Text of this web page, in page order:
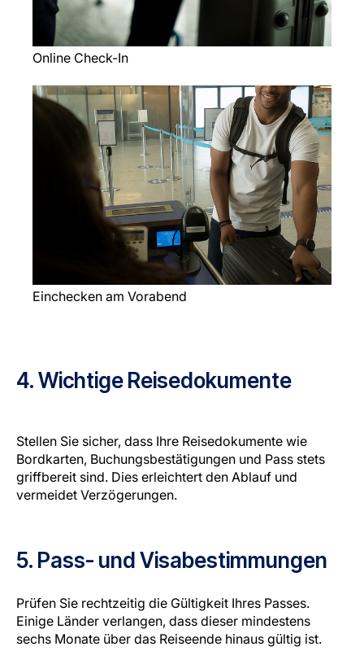
Online Check-In
Einchecken am Vorabend
4. Wichtige Reisedokumente
Stellen Sie sicher, dass Ihre Reisedokumente wie
Bordkarten, Buchungsbestätigungen und Pass stets
griffbereit sind. Dies erleichtert den Ablauf und
vermeidet Verzögerungen.
5. Pass- und Visabestimmungen
Prüfen Sie rechtzeitig die Gültigkeit Ihres Passes.
Einige Länder verlangen, dass dieser mindestens
sechs Monate über das Reiseende hinaus gültig ist.